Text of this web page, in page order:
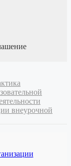
внеурочной